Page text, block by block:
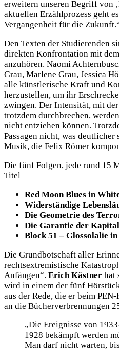
erweitern unseren Begriff von
aktuellen Erzählprozess geht
Vergangenheit für die
Den Texten der Studierenden
direkten Konfrontation mit
anzuhören. Naomi
Grau, Marlene Grau, Jessica
alle künstlerische Kraft und
herzustellen, um ihr
zwingen. Der Intensität, mit
trotzdem durchbrechen,
nicht entziehen können.
Passagen nicht, was
Musik, die Felix Römer
Die fünf Folgen, jede rund 15
Titel
Red Moon Blues in
Widerständige
Die Geometrie des
Die Garantie der
Block 51 – Glossolalie
Die Grundbotschaft aller
rechtsextremistische
Anfängen“. Erich Kästner hat
wird in einem der fünf
aus der Rede, die er beim
an die Bücherverbrennungen
„Die Ereignisse von
1928 bekämpft werden
Man darf nicht warten,